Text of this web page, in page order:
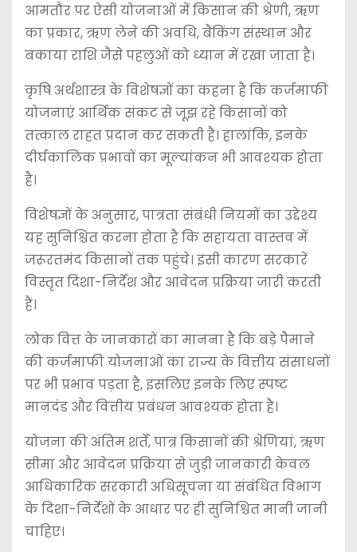
आमतौर पर ऐसी योजनाओं में किसान की श्रेणी, ऋण
का प्रकार, ऋण लेने की अवधि, बैंकिंग संस्थान और
बकाया राशि जैसे पहलुओं को ध्यान में रखा जाता है।
कृषि अर्थशास्त्र के विशेषज्ञों का कहना है कि कर्जमाफी
योजनाएं आर्थिक संकट से जूझ रहे किसानों को
तत्काल राहत प्रदान कर सकती हैं। हालांकि, इनके
दीर्घकालिक प्रभावों का मूल्यांकन भी आवश्यक होता
है।
विशेषज्ञों के अनुसार, पात्रता संबंधी नियमों का उद्देश्य
यह सुनिश्चित करना होता है कि सहायता वास्तव में
जरूरतमंद किसानों तक पहुंचे। इसी कारण सरकारें
विस्तृत दिशा-निर्देश और आवेदन प्रक्रिया जारी करती
हैं।
लोक वित्त के जानकारों का मानना है कि बड़े पैमाने
की कर्जमाफी योजनाओं का राज्य के वित्तीय संसाधनों
पर भी प्रभाव पड़ता है, इसलिए इनके लिए स्पष्ट
मानदंड और वित्तीय प्रबंधन आवश्यक होता है।
योजना की अंतिम शर्तें, पात्र किसानों की श्रेणियां, ऋण
सीमा और आवेदन प्रक्रिया से जुड़ी जानकारी केवल
आधिकारिक सरकारी अधिसूचना या संबंधित विभाग
के दिशा-निर्देशों के आधार पर ही सुनिश्चित मानी जानी
चाहिए।